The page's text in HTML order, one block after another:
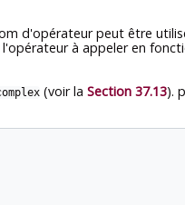
d'opérateur peut être
à appeler en
(voir la Section 37.13).